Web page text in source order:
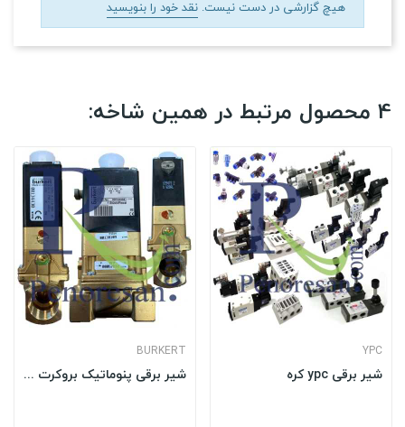
هیچ گزارشی در دست نیست. نقد خود را بنویسید
4 محصول مرتبط در همین شاخه:
BURKERT
شیر برقی پنوماتیک بروکرت BURKERT5282
YPC
شیر برقی ypc کره